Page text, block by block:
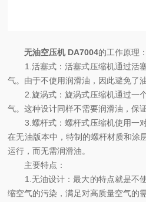
无油空压机 DA7004的工作原理：
1.活塞式：活塞式压缩机通过活
气。由于不使用润滑油，因此避免了
2.旋涡式：旋涡式压缩机通过一
气。这种设计同样不需要润滑油，保
3.螺杆式：螺杆式压缩机使用一对
在无油版本中，特制的螺杆材质和涂
运行，而无需润滑油。
主要特点：
1.无油设计：最大的特点就是不使
缩空气的污染，满足对高质量空气的需